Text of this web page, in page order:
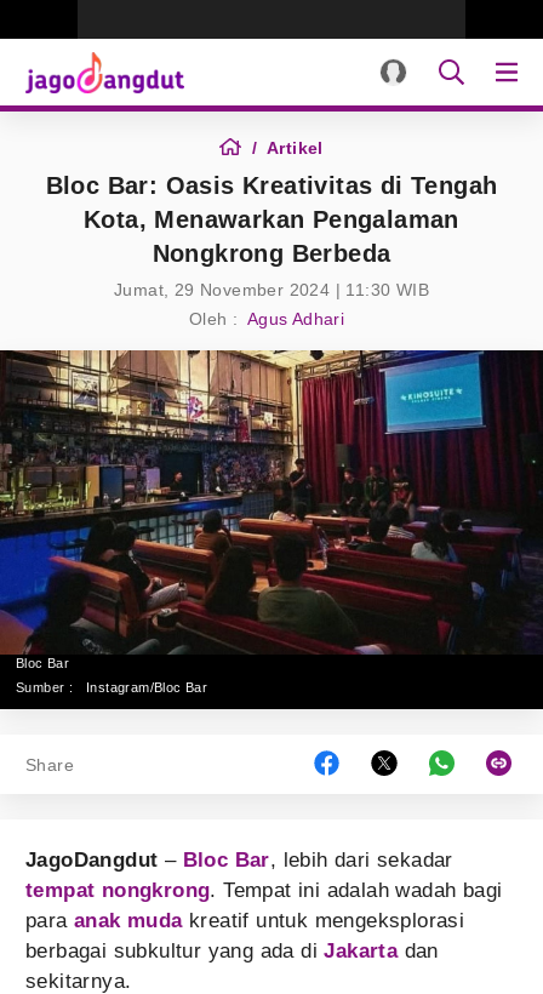
Artikel
Bloc Bar: Oasis Kreativitas di Tengah
Kota, Menawarkan Pengalaman
Nongkrong Berbeda
Jumat, 29 November 2024 | 11:30 WIB
Oleh : Agus Adhari
Bloc Bar
Sumber :
Instagram/Bloc Bar
Share
JagoDangdut – Bloc Bar, lebih dari sekadar
tempat nongkrong. Tempat ini adalah wadah bagi
para anak mudakreatif untuk mengeksplorasi
berbagai subkultur yang ada diJakartadan
sekitarnya.